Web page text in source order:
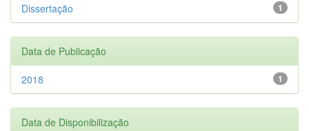
1
Dissertação
Data de Publicação
1
2018
Data de Disponibilização